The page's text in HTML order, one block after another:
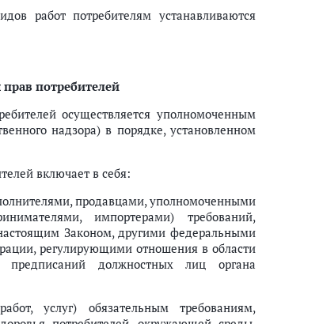
работ потребителям устанавливаются
потребителей
осуществляется уполномоченным
надзора) в порядке, установленном
включает в себя:
продавцами, уполномоченными
импортерами) требований,
Законом, другими федеральными
регулирующими отношения в области
должностных лиц органа
услуг) обязательным требованиям,